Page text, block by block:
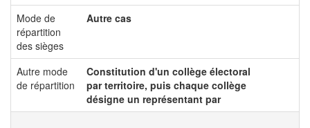
Mode de
répartition
des sièges
Autre cas
Autre mode
de répartition
Constitution d'un collège électoral
par territoire, puis chaque collège
désigne un représentant par